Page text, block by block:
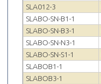
SLA012-3
SLABO-SN-B1-1
SLABO-SN-B3-1
SLABO-SN-N3-1
SLABO-SN-S1-1
SLABOB1-1
SLABOB3-1